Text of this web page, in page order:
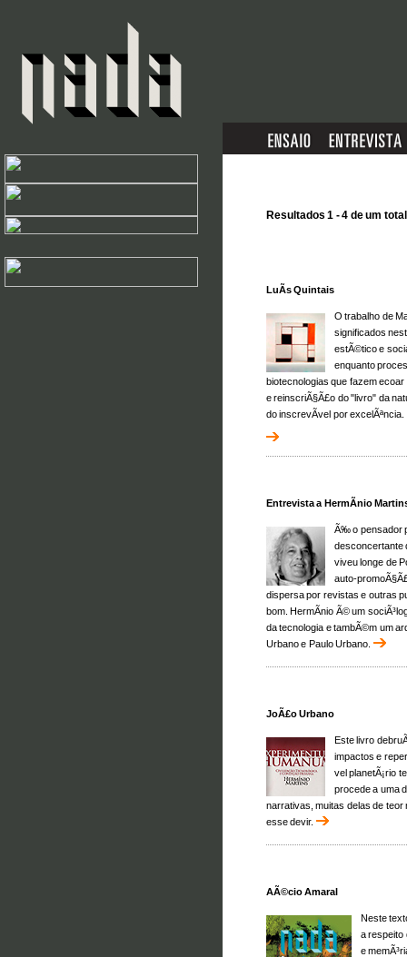
Resultados 1 - 4 de um
LuÃ­s Quintais
O trabalho de
significados
estÃ©tico e
enquanto
biotecnologias que fazem
e reinscriÃ§Ã£o do "livro" da
do inscrevÃ­vel por excelÃªncia.
Entrevista a HermÃ­nio
Ã‰ o pensador
desconcertante
viveu longe de
auto-
dispersa por revistas e outras
bom. HermÃ­nio Ã© um
da tecnologia e tambÃ©m um
Urbano e Paulo Urbano.
JoÃ£o Urbano
Este livro
impactos e
vel planetÃ¡rio
procede a uma
narrativas, muitas delas de teor
esse devir.
AÃ©cio Amaral
Neste
a respeito
e